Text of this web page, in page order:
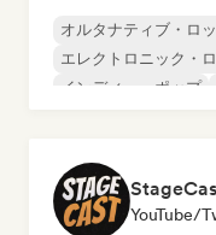
オルタナティブ・ロ
エレクトロニック・
インディー・ポップ